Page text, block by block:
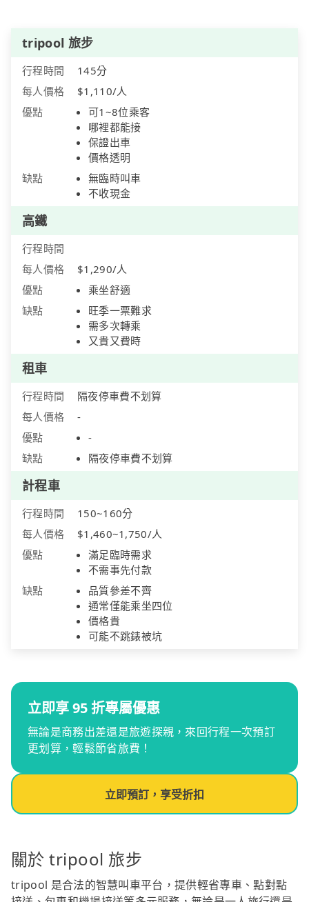
tripool 旅步
行程時間
145分
每人價格
$1,110/人
優點
可1~8位乘客
哪裡都能接
保證出車
價格透明
缺點
無臨時叫車
不收現金
高鐵
行程時間
每人價格
$1,290/人
優點
乘坐舒適
缺點
旺季一票難求
需多次轉乘
又貴又費時
租車
行程時間
隔夜停車費不划算
每人價格
-
優點
-
缺點
隔夜停車費不划算
計程車
行程時間
150~160分
每人價格
$1,460~1,750/人
優點
滿足臨時需求
不需事先付款
缺點
品質參差不齊
通常僅能乘坐四位
價格貴
可能不跳錶被坑
立即享 95 折專屬優惠
無論是商務出差還是旅遊探親，來回行程一次預訂
更划算，輕鬆節省旅費！
立即預訂，享受折扣
關於 tripool 旅步
tripool 是合法的智慧叫車平台，提供輕省專車、點對點